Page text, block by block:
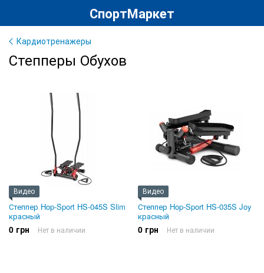
СпортМаркет
Кардиотренажеры
Степперы Обухов
Видео
Степпер Hop-Sport HS-045S Slim
красный
0 грн Нет в наличии
Видео
Степпер Hop-Sport HS-035S Joy
красный
0 грн Нет в наличии